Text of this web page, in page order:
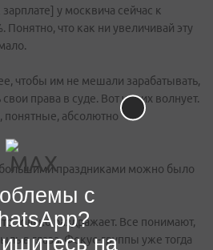
у москвича сейчас к
что как ни увеличивай эту
чтобы им не мешали зарабатывать,
права в суде. Вот что их волнует.
понятные, абсолютно
праздниками можно было
только раздражает. Все понимают,
в глаза. Фокус-группы уже тогда
с
на